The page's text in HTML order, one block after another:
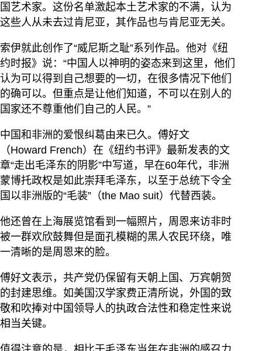
国艺术家。这份名单激起本土艺术家的不满，认为
这些人从未去过肯尼亚，其作品也与肯尼亚无关。
索伊就此创作了“威尼斯之耻”系列作品。他对《纽
约时报》说：“中国人以神明的姿态来到这里，他们
认为可以得到自己想要的一切，在很多情况下他们
的确可以。但重点是让他们知道，不可以在别人的
国家还不尊重他们自己的人民。”
中国和非洲的爱恨纠葛由来已久。傅好文
（Howard French）在《纽约书评》最新发表的文
章“走出毛泽东的阴影”中写道，早在60年代，非洲
蒙博托政权是如此崇拜毛泽东，以至于总统下令全
国以非洲版的“毛装”（the Mao suit）代替西装。
他还曾在上海展览馆看到一幅照片，周恩来访非时
被一群欢欣鼓舞但是面孔模糊的黑人农民环绕，唯
一清晰的是周恩来的脸。
傅好文表示，共产党仍保留有天朝上国、万宾朝贺
的封建思维。如美国汉学家费正清所说，外国的致
敬和吹捧对中国领导人的执政合法性和稳定性来说
相当关键。